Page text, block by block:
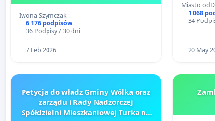
Iwona Szymczak
6 176 podpisów
36 Podpisy / 30 dni
7 Feb 2026
Miasto
1 068
34
20 May
Petycja do władz Gminy Wólka oraz
zarządu i Rady Nadzorczej
Spółdzielni Mieszkaniowej Turka na